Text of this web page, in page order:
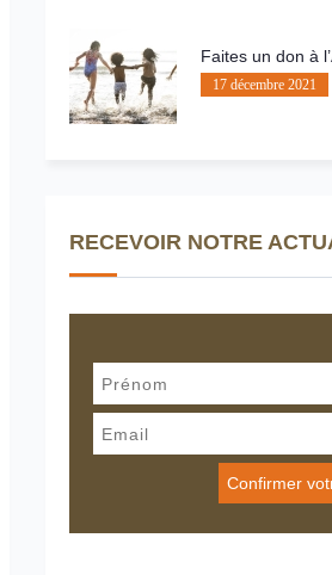
Faites un don à
17 décembre 2021
RECEVOIR NOTRE